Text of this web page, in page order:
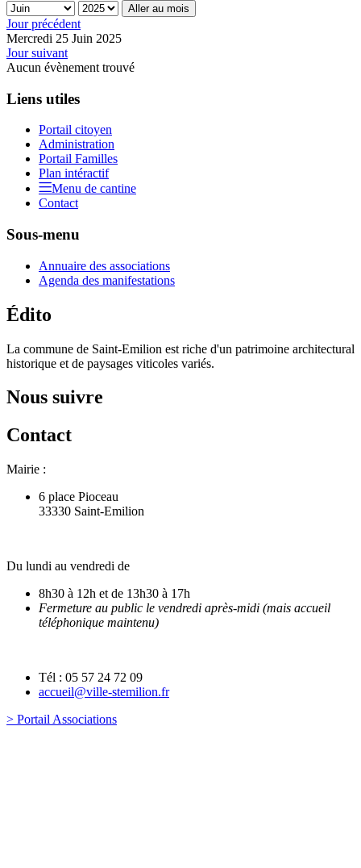
Aller au mois
Jour précédent
Mercredi 25 Juin 2025
Jour suivant
Aucun évènement trouvé
Liens utiles
Portail citoyen
Administration
Portail Familles
Plan intéractif
Menu de cantine
Contact
Sous-menu
Annuaire des associations
Agenda des manifestations
Édito
La commune de Saint-Emilion est riche d'un patrimoine architectural
historique et de paysages viticoles variés.
Nous suivre
Contact
Mairie :
6 place Pioceau
33330 Saint-Emilion
Du lundi au vendredi de
8h30 à 12h et de 13h30 à 17h
Fermeture au public le vendredi après-midi (mais accueil
téléphonique maintenu)
Tél : 05 57 24 72 09
accueil@ville-stemilion.fr
> Portail Associations